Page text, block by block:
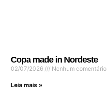
Copa made in Nordeste
02/07/2026 Nenhum comentário
Leia mais »